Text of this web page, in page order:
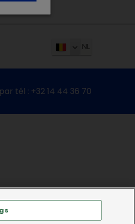
NL
tél : +32 14 44 36 70